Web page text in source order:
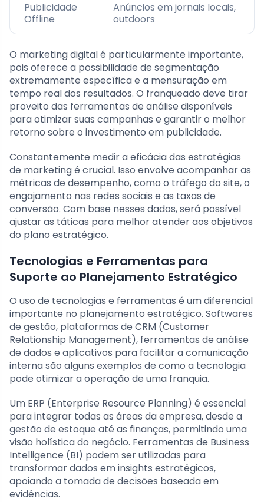
Publicidade
Offline
Anúncios em jornais locais,
outdoors
O marketing digital é particularmente importante,
pois oferece a possibilidade de segmentação
extremamente específica e a mensuração em
tempo real dos resultados. O franqueado deve tirar
proveito das ferramentas de análise disponíveis
para otimizar suas campanhas e garantir o melhor
retorno sobre o investimento em publicidade.
Constantemente medir a eficácia das estratégias
de marketing é crucial. Isso envolve acompanhar as
métricas de desempenho, como o tráfego do site, o
engajamento nas redes sociais e as taxas de
conversão. Com base nesses dados, será possível
ajustar as táticas para melhor atender aos objetivos
do plano estratégico.
Tecnologias e Ferramentas para
Suporte ao Planejamento Estratégico
O uso de tecnologias e ferramentas é um diferencial
importante no planejamento estratégico. Softwares
de gestão, plataformas de CRM (Customer
Relationship Management), ferramentas de análise
de dados e aplicativos para facilitar a comunicação
interna são alguns exemplos de como a tecnologia
pode otimizar a operação de uma franquia.
Um ERP (Enterprise Resource Planning) é essencial
para integrar todas as áreas da empresa, desde a
gestão de estoque até as finanças, permitindo uma
visão holística do negócio. Ferramentas de Business
Intelligence (BI) podem ser utilizadas para
transformar dados em insights estratégicos,
apoiando a tomada de decisões baseada em
evidências.